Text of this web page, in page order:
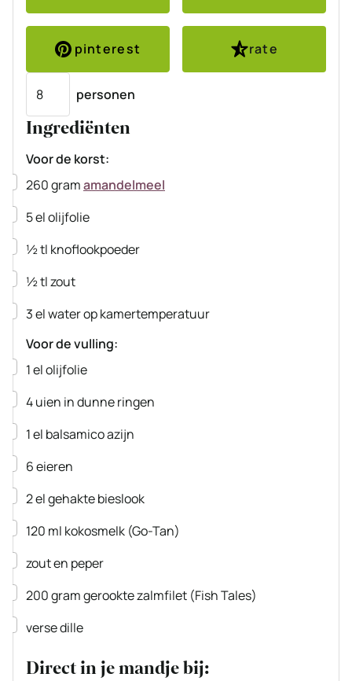
pinterest
rate
personen
Ingrediënten
Voor de korst:
▢
260gramamandelmeel
▢
5elolijfolie
▢
½tl knoflookpoeder
▢
½tlzout
▢
3elwater op kamertemperatuur
Voor de vulling:
▢
1elolijfolie
▢
4uien in dunne ringen
▢
1el balsamico azijn
▢
6eieren
▢
2elgehakte bieslook
▢
120 ml kokosmelk (Go-Tan)
▢
zout en peper
▢
200gramgerookte zalmfilet (Fish Tales)
▢
verse dille
Direct in je mandje bij: